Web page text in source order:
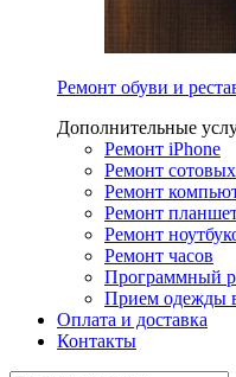
Ремонт обуви и
Дополнительные
Ремонт iPhone
Ремонт
Ремонт
Ремонт
Ремонт
Ремонт часов
Программный
Прием одежды
Оплата и доставка
Контакты